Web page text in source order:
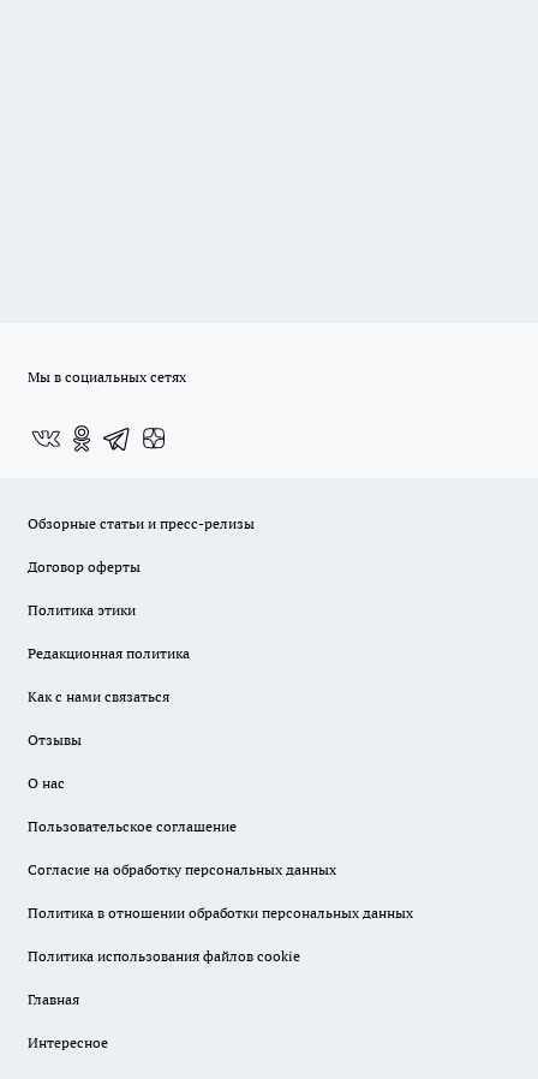
Мы в социальных сетях
Обзорные статьи и пресс-релизы
Договор оферты
Политика этики
Редакционная политика
Как с нами связаться
Отзывы
О нас
Пользовательское соглашение
Согласие на обработку персональных данных
Политика в отношении обработки персональных данных
Политика использования файлов cookie
Главная
Интересное